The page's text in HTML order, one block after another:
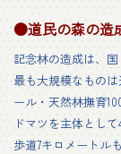
●道民の森の造
記念林の造成は、
最も大規模なもの
ール・天然林撫育
ドマツを主体とし
歩道7キロメートル